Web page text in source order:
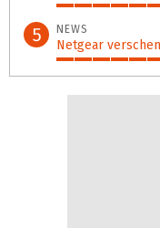
74%
5 NEWS
Netgear
71%